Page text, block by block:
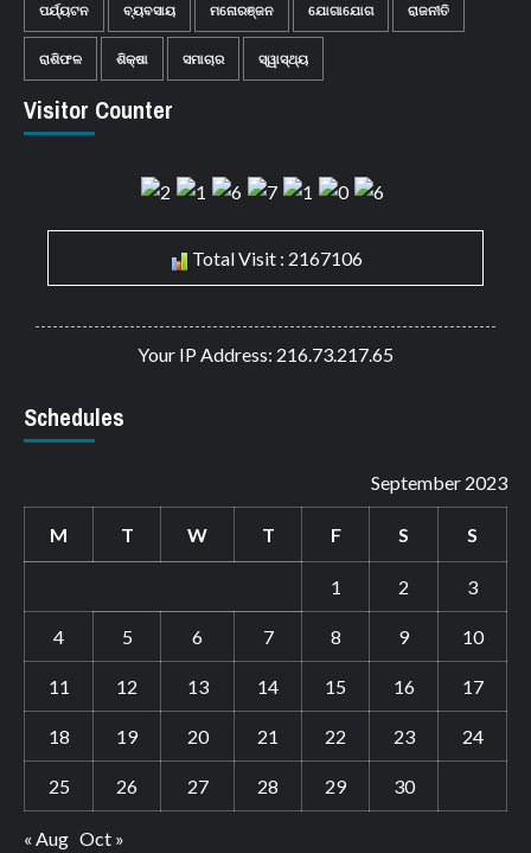
ପର୍ଯ୍ୟଟନ ବ୍ୟବସାୟ ମନୋରଞ୍ଜନ ଯୋଗାଯୋଗ ରାଜନୀତି
ରାଶିଫଳ ଶିକ୍ଷା ସମାଚାର ସ୍ୱାସ୍ଥ୍ୟ
Visitor Counter
Total Visit : 2167106
Your IP Address: 216.73.217.65
Schedules
September 2023
M T W T F S S
1 2 3
4 5 6 7 8 9 10
11 12 13 14 15 16 17
18 19 20 21 22 23 24
25 26 27 28 29 30
« Aug Oct »